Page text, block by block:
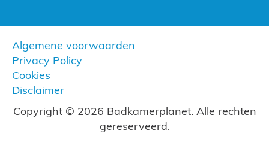
Algemene voorwaarden
Privacy Policy
Cookies
Disclaimer
Copyright © 2026 Badkamerplanet. Alle rechten
gereserveerd.